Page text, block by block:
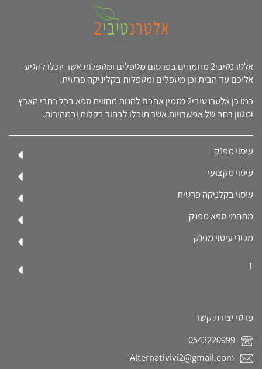
אלטרנטיבי2 מתמחים בפרסום מטפלים ומטפלות אשר יוכלו להגיע
אליכם עד הבית וכן מטפלים ומטפלות בקליניקה פרטית.
כמו כן אלטרנטיבי2 מזמין אתכם להנות מחווית ספא בכל רחבי הארץ
ומגוון רחב של אפשרויות אשר תוכלו לבחור בקלות ובמהירות.
עיסוי מפנק
עיסוי מקצועי
עיסוי בקלניקה פרטית
מתחמי ספא מפנק
מכוני עיסוי מפנק
1
פרטי יצירת קשר
Alternativivi2@gmail.com